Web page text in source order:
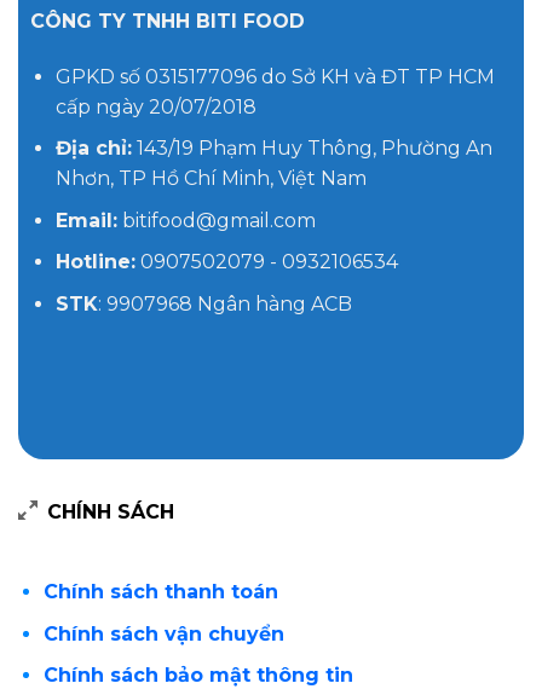
CÔNG TY TNHH BITI FOOD
GPKD số 0315177096 do Sở KH và ĐT TP HCM
cấp ngày 20/07/2018
Địa chỉ:143/19 Phạm Huy Thông, Phường An
Nhơn, TP Hồ Chí Minh, Việt Nam
Email:bitifood@gmail.com
Hotline:0907502079 - 0932106534
STK: 9907968 Ngân hàng ACB
CHÍNH SÁCH
Chính sách thanh toán
Chính sách vận chuyển
Chính sách bảo mật thông tin